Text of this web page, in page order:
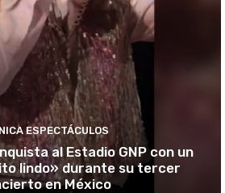
ESPECTÁCULOS
al Estadio GNP con un
lindo» durante su tercer
en México